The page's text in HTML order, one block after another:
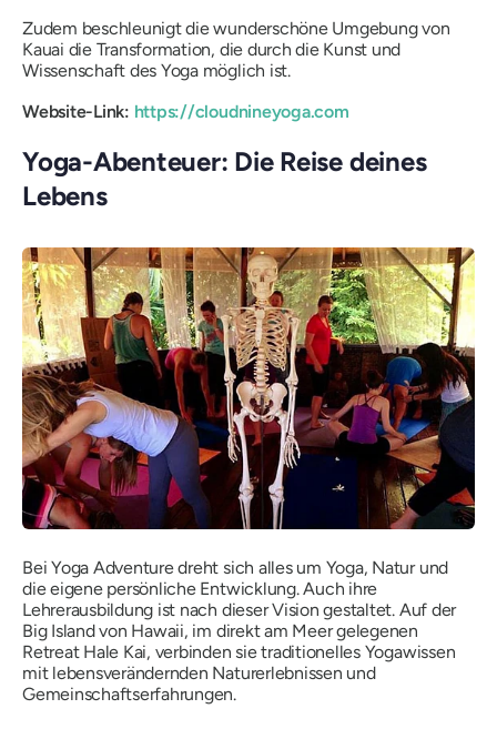
Zudem beschleunigt die wunderschöne Umgebung von
Kauai die Transformation, die durch die Kunst und
Wissenschaft des Yoga möglich ist.
Website-Link: https://cloudnineyoga.com
Yoga-Abenteuer: Die Reise deines
Lebens
Bei Yoga Adventure dreht sich alles um Yoga, Natur und
die eigene persönliche Entwicklung. Auch ihre
Lehrerausbildung ist nach dieser Vision gestaltet. Auf der
Big Island von Hawaii, im direkt am Meer gelegenen
Retreat Hale Kai, verbinden sie traditionelles Yogawissen
mit lebensverändernden Naturerlebnissen und
Gemeinschaftserfahrungen.